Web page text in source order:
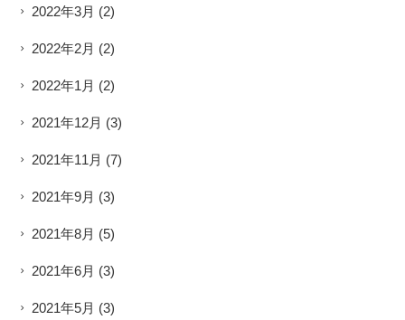
2022年3月 (2)
2022年2月 (2)
2022年1月 (2)
2021年12月 (3)
2021年11月 (7)
2021年9月 (3)
2021年8月 (5)
2021年6月 (3)
2021年5月 (3)